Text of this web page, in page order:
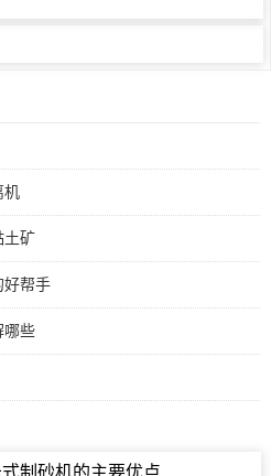
机
土矿
好帮手
哪些
制砂机的主要优点